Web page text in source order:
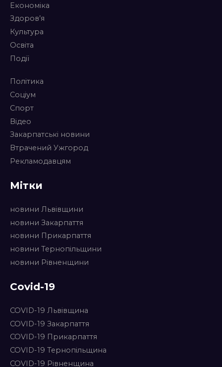
Економіка
Здоров’я
Культура
Освіта
Події
Політика
Соціум
Спорт
Відео
Закарпатські новини
Втрачений Ужгород
Рекламодавцям
Мітки
новини Львівщини
новини Закарпаття
новини Прикарпаття
новини Тернопільщини
новини Рівненщини
Covid-19
COVID-19 Львівщина
COVID-19 Закарпаття
COVID-19 Прикарпаття
COVID-19 Тернопільщина
COVID-19 Рівненщина